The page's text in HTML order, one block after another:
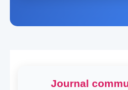
Journal